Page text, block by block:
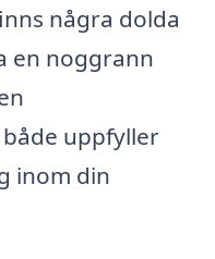
några dolda
en noggrann
uppfyller
inom din